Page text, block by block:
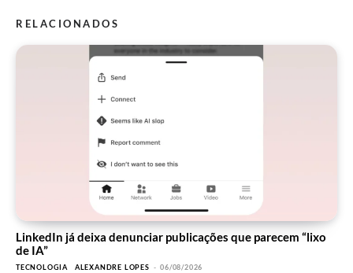
RELACIONADOS
LinkedIn já deixa denunciar publicações que parecem “lixo
de IA”
TECNOLOGIA ALEXANDRE LOPES - 06/08/2026